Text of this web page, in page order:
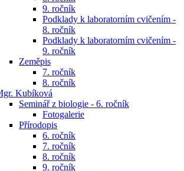
9. ročník
Podklady k laboratorním cvičením -
8. ročník
Podklady k laboratorním cvičením -
9. ročník
Zeměpis
7. ročník
8. ročník
Kubíková
Seminář z biologie - 6. ročník
Fotogalerie
Přírodopis
6. ročník
7. ročník
8. ročník
9. ročník